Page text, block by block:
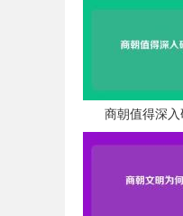
商朝值得深入